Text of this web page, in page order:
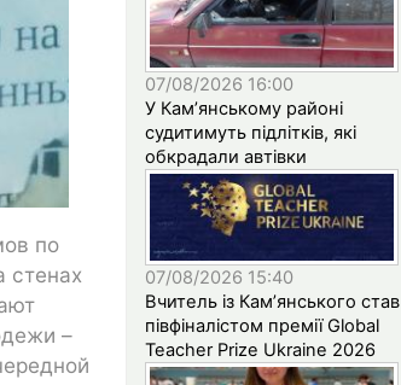
по
стенах
–
07/08/2026 16:00
У Кам’янському районі
судитимуть підлітків, які
обкрадали автівки
07/08/2026 15:40
Вчитель із Кам’янського став
півфіналістом премії Global
Teacher Prize Ukraine 2026